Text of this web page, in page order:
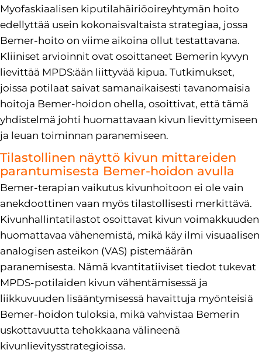
Myofaskiaalisen kiputilahäiriöoireyhtymän hoito
edellyttää usein kokonaisvaltaista strategiaa, jossa
Bemer-hoito on viime aikoina ollut testattavana.
Kliiniset arvioinnit ovat osoittaneet Bemerin kyvyn
lievittää MPDS:ään liittyvää kipua. Tutkimukset,
joissa potilaat saivat samanaikaisesti tavanomaisia
hoitoja Bemer-hoidon ohella, osoittivat, että tämä
yhdistelmä johti huomattavaan kivun lievittymiseen
ja leuan toiminnan paranemiseen.
Tilastollinen näyttö kivun mittareiden
parantumisesta Bemer-hoidon avulla
Bemer-terapian vaikutus kivunhoitoon ei ole vain
anekdoottinen vaan myös tilastollisesti merkittävä.
Kivunhallintatilastot osoittavat kivun voimakkuuden
huomattavaa vähenemistä, mikä käy ilmi visuaalisen
analogisen asteikon (VAS) pistemäärän
paranemisesta. Nämä kvantitatiiviset tiedot tukevat
MPDS-potilaiden kivun vähentämisessä ja
liikkuvuuden lisääntymisessä havaittuja myönteisiä
Bemer-hoidon tuloksia, mikä vahvistaa Bemerin
uskottavuutta tehokkaana välineenä
kivunlievitysstrategioissa.